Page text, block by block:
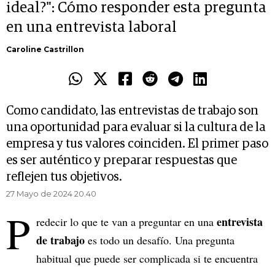
ideal?": Cómo responder esta pregunta
en una entrevista laboral
Caroline Castrillon
Como candidato, las entrevistas de trabajo son
una oportunidad para evaluar si la cultura de la
empresa y tus valores coinciden. El primer paso
es ser auténtico y preparar respuestas que
reflejen tus objetivos.
27 Mayo de 2024 20.40
P redecir lo que te van a preguntar en una entrevista
de trabajo es todo un desafío. Una pregunta
habitual que puede ser complicada si te encuentra